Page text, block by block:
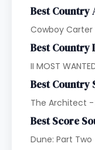
Best Country
Cowboy
Best Country
II MOST
Best Country
The Architect -
Best Score
Dune: Part Two